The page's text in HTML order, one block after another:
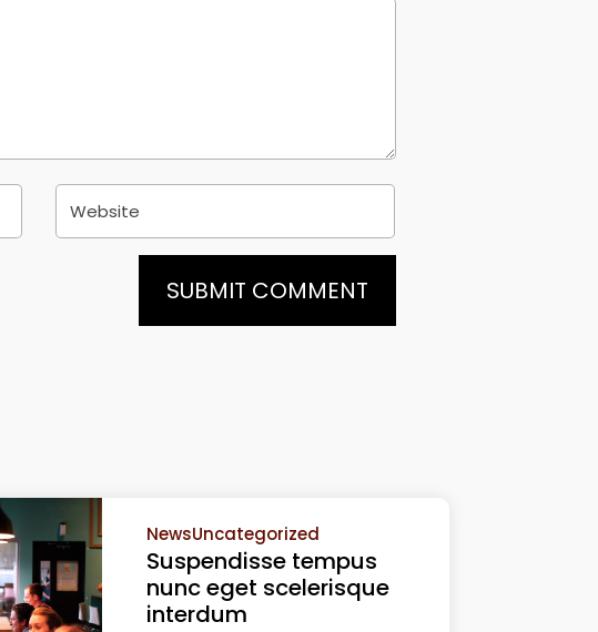
SUBMIT COMMENT
NewsUncategorized
Suspendisse tempus
nunc eget scelerisque
interdum